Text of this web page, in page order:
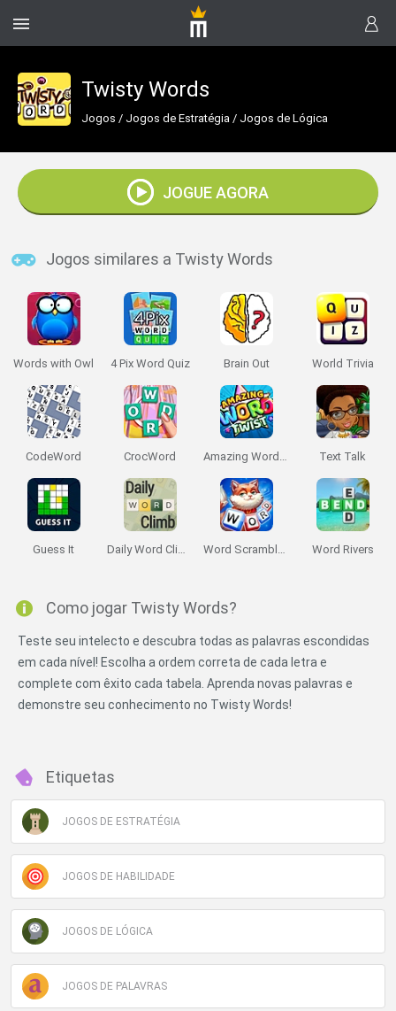
Twisty Words
Jogos / Jogos de Estratégia / Jogos de Lógica
JOGUE AGORA
Jogos similares a Twisty Words
Words with Owl 4 Pix Word Quiz Brain Out World Trivia
CodeWord CrocWord Amazing Word Twist Text Talk
Guess It Daily Word Climb Word Scramble Family Tales Word Rivers
Como jogar Twisty Words?
Teste seu intelecto e descubra todas as palavras escondidas
em cada nível! Escolha a ordem correta de cada letra e
complete com êxito cada tabela. Aprenda novas palavras e
demonstre seu conhecimento no Twisty Words!
Etiquetas
JOGOS DE ESTRATÉGIA
JOGOS DE HABILIDADE
JOGOS DE LÓGICA
JOGOS DE PALAVRAS